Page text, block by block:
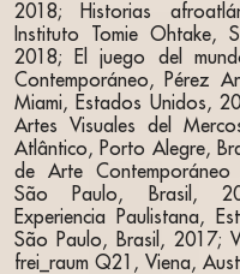
2018; Historias
Instituto Tomie Ohtake,
2018; El juego del
Contemporáneo, Pérez
Miami, Estados Unidos,
Artes Visuales del
Atlântico, Porto Alegre,
de Arte Contemporáneo
São Paulo, Brasil,
Experiencia Paulistana,
São Paulo, Brasil, 2017;
frei_raum Q21, Viena,